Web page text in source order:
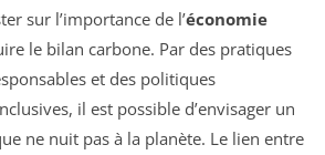
sur l’importance de l’économie
le bilan carbone. Par des pratiques
et des politiques
il est possible d’envisager un
ne nuit pas à la planète. Le lien entre